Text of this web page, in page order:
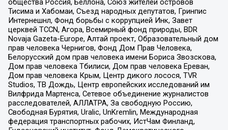
Тисима и Хабомаи, Съезд народных депутатов, Гринпис
Интернешнл, Фонд борьбы с коррупцией Инк, Завет
церквей TCCN, Агора, Всемирный фонд природы, BDR
Novaja Gazeta-Europe, Алтай проект, Образовательный дом
прав человека Чернигов, Фонд Дом Прав Человека,
Белорусский дом прав человека имени Бориса Звозскова,
Дом прав человека Тбилиси, Дом прав человека Ереван,
Дом прав человека Крым, Центр дикого лосося, TVR
Studios, ТВ Дождь, Центр европейских исследований им
Вилфрида Мартенса, Сетевое объединение журналистов
расследователей, АЛЛАТРА, За свободную Россию,
Свободная Бурятия, Uralic, UnKremlin, Международная
федерация транспортных рабочих, ИстЧам Финланд,